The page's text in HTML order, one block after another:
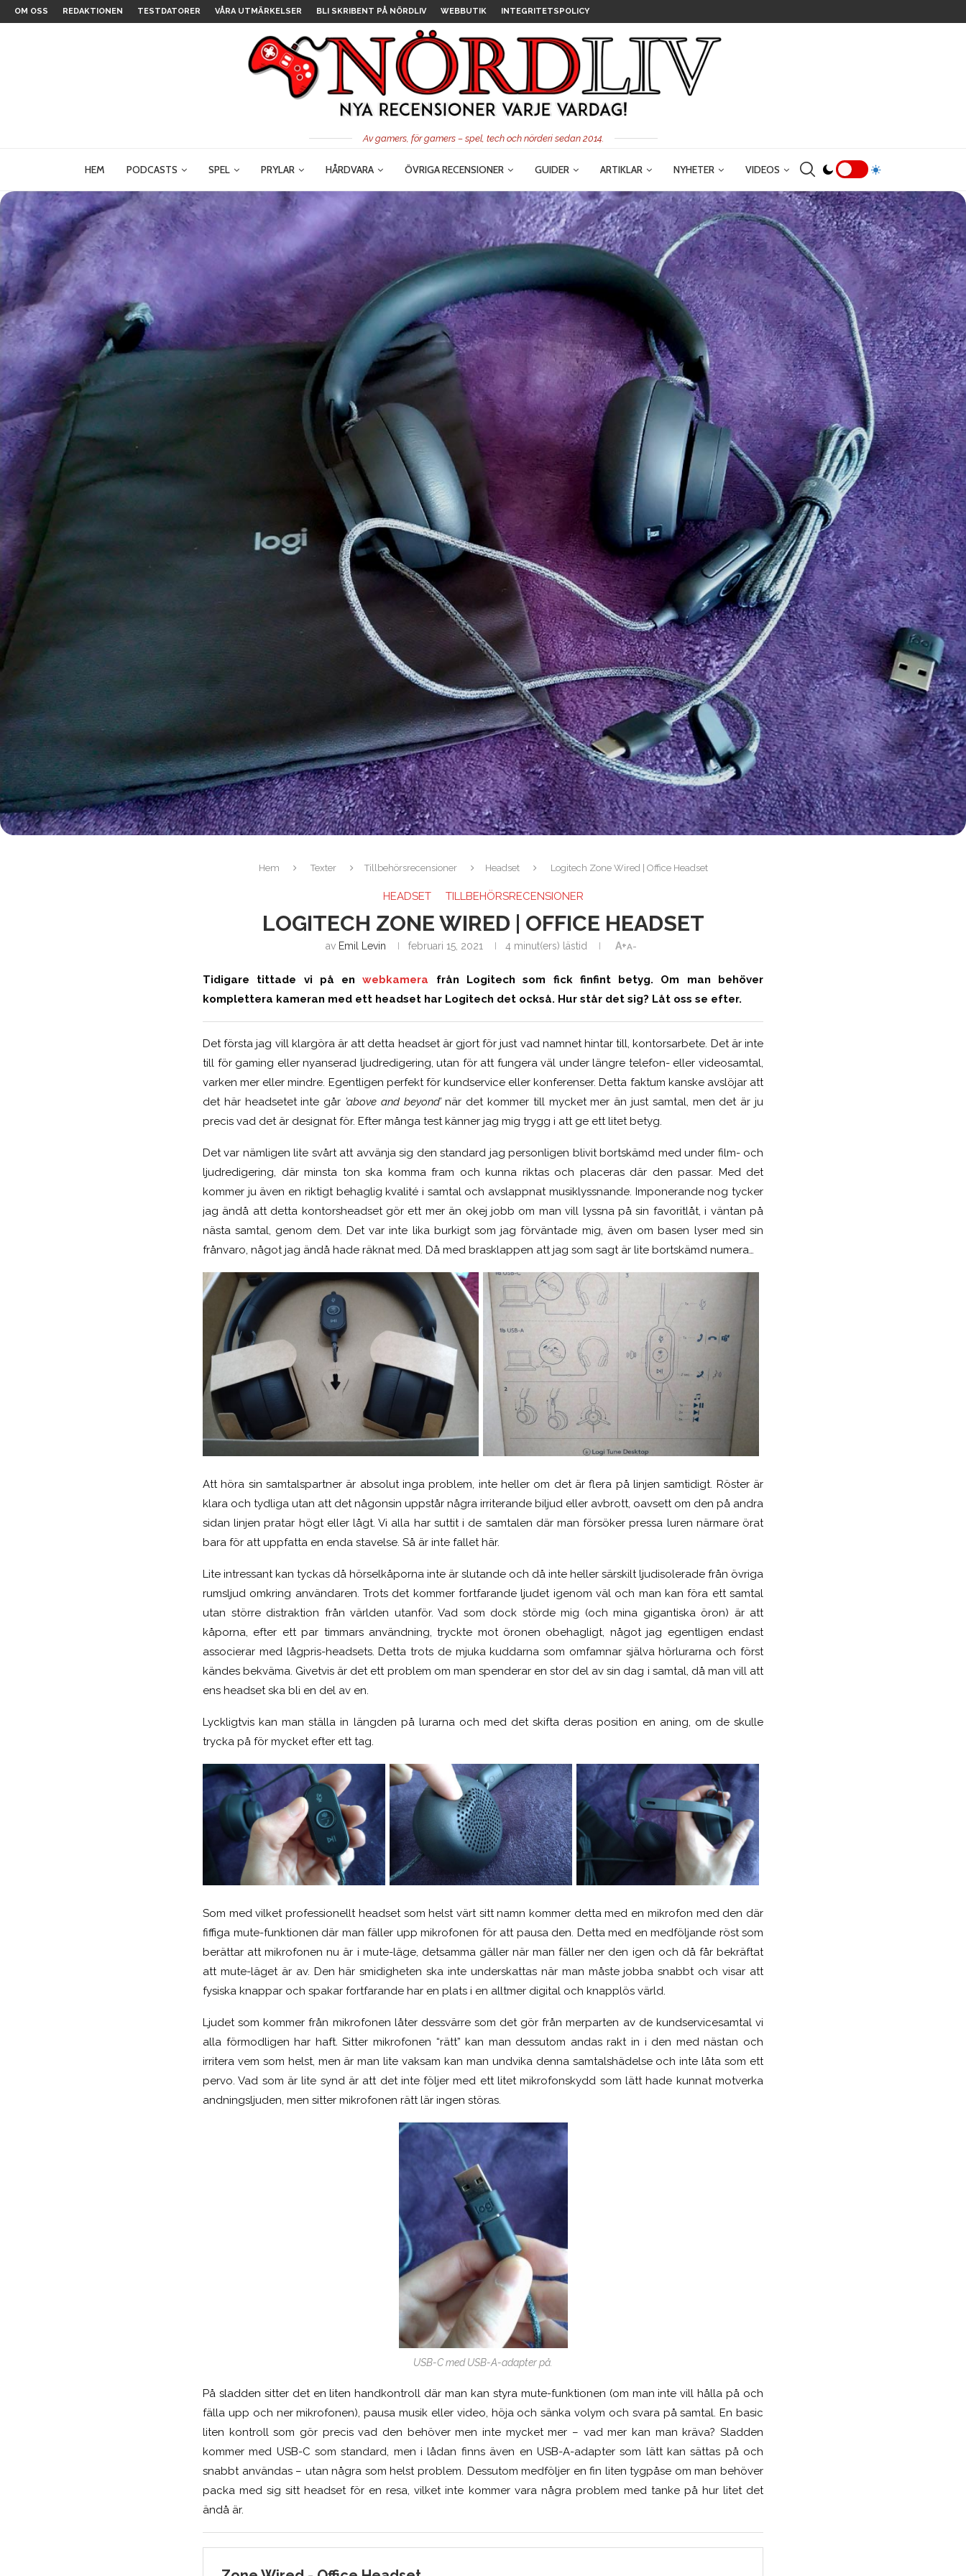
OM OSS REDAKTIONEN TESTDATORER VÅRA UTMÄRKELSER BLI SKRIBENT PÅ NÖRDLIV WEBBUTIK INTEGRITETSPOLICY
Av gamers, för gamers – spel, tech och nörderi sedan 2014.
HEM PODCASTS SPEL PRYLAR HÅRDVARA ÖVRIGA RECENSIONER GUIDER ARTIKLAR NYHETER VIDEOS
Hem Texter Tillbehörsrecensioner Headset Logitech Zone Wired | Office Headset
HEADSET TILLBEHÖRSRECENSIONER
LOGITECH ZONE WIRED | OFFICE HEADSET
av Emil Levin februari 15, 2021 4 minut(ers) lästid A+A-
Tidigare tittade vi på enwebkamera från Logitech som fick finfint betyg. Om man behöver
komplettera kameran med ett headset har Logitech det också. Hur står det sig? Låt oss se efter.
Det första jag vill klargöra är att detta headset är gjort för just vad namnet hintar till, kontorsarbete. Det är inte
till för gaming eller nyanserad ljudredigering, utan för att fungera väl under längre telefon- eller videosamtal,
varken mer eller mindre. Egentligen perfekt för kundservice eller konferenser. Detta faktum kanske avslöjar att
det här headsetet inte går ’above and beyond’när det kommer till mycket mer än just samtal, men det är ju
precis vad det är designat för. Efter många test känner jag mig trygg i att ge ett litet betyg.
Det var nämligen lite svårt att avvänja sig den standard jag personligen blivit bortskämd med under film- och
ljudredigering, där minsta ton ska komma fram och kunna riktas och placeras där den passar. Med det
kommer ju även en riktigt behaglig kvalité i samtal och avslappnat musiklyssnande. Imponerande nog tycker
jag ändå att detta kontorsheadset gör ett mer än okej jobb om man vill lyssna på sin favoritlåt, i väntan på
nästa samtal, genom dem. Det var inte lika burkigt som jag förväntade mig, även om basen lyser med sin
frånvaro, något jag ändå hade räknat med. Då med brasklappen att jag som sagt är lite bortskämd numera…
Att höra sin samtalspartner är absolut inga problem, inte heller om det är flera på linjen samtidigt. Röster är
klara och tydliga utan att det någonsin uppstår några irriterande biljud eller avbrott, oavsett om den på andra
sidan linjen pratar högt eller lågt. Vi alla har suttit i de samtalen där man försöker pressa luren närmare örat
bara för att uppfatta en enda stavelse. Så är inte fallet här.
Lite intressant kan tyckas då hörselkåporna inte är slutande och då inte heller särskilt ljudisolerade från övriga
rumsljud omkring användaren. Trots det kommer fortfarande ljudet igenom väl och man kan föra ett samtal
utan större distraktion från världen utanför. Vad som dock störde mig (och mina gigantiska öron) är att
kåporna, efter ett par timmars användning, tryckte mot öronen obehagligt, något jag egentligen endast
associerar med lågpris-headsets. Detta trots de mjuka kuddarna som omfamnar själva hörlurarna och först
kändes bekväma. Givetvis är det ett problem om man spenderar en stor del av sin dag i samtal, då man vill att
ens headset ska bli en del av en.
Lyckligtvis kan man ställa in längden på lurarna och med det skifta deras position en aning, om de skulle
trycka på för mycket efter ett tag.
Som med vilket professionellt headset som helst värt sitt namn kommer detta med en mikrofon med den där
fiffiga mute-funktionen där man fäller upp mikrofonen för att pausa den. Detta med en medföljande röst som
berättar att mikrofonen nu är i mute-läge, detsamma gäller när man fäller ner den igen och då får bekräftat
att mute-läget är av. Den här smidigheten ska inte underskattas när man måste jobba snabbt och visar att
fysiska knappar och spakar fortfarande har en plats i en alltmer digital och knapplös värld.
Ljudet som kommer från mikrofonen låter dessvärre som det gör från merparten av de kundservicesamtal vi
alla förmodligen har haft. Sitter mikrofonen “rätt” kan man dessutom andas rakt in i den med nästan och
irritera vem som helst, men är man lite vaksam kan man undvika denna samtalshädelse och inte låta som ett
pervo. Vad som är lite synd är att det inte följer med ett litet mikrofonskydd som lätt hade kunnat motverka
andningsljuden, men sitter mikrofonen rätt lär ingen störas.
USB-C med USB-A-adapter på.
På sladden sitter det en liten handkontroll där man kan styra mute-funktionen (om man inte vill hålla på och
fälla upp och ner mikrofonen), pausa musik eller video, höja och sänka volym och svara på samtal. En basic
liten kontroll som gör precis vad den behöver men inte mycket mer – vad mer kan man kräva? Sladden
kommer med USB-C som standard, men i lådan finns även en USB-A-adapter som lätt kan sättas på och
snabbt användas – utan några som helst problem. Dessutom medföljer en fin liten tygpåse om man behöver
packa med sig sitt headset för en resa, vilket inte kommer vara några problem med tanke på hur litet det
ändå är.